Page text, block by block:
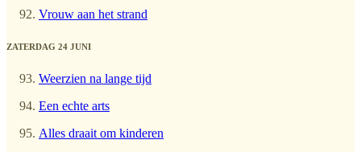
Vrouw aan het strand
ZATERDAG 24 JUNI
Weerzien na lange tijd
Een echte arts
Alles draait om kinderen